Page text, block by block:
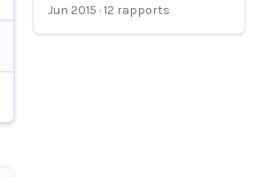
Jun 2015 ·12 rapports